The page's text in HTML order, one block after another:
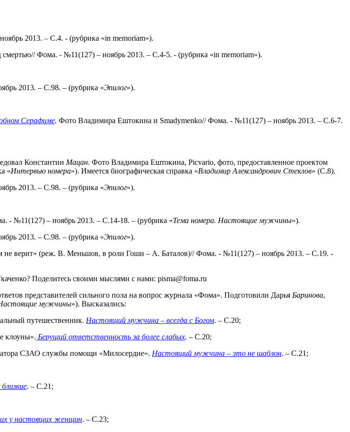
2013. – С.4. - (рубрика «in memoriam»).
смертью// Фома. - №11(127) – ноябрь 2013. – С.4-5. - (рубрика «in memoriam»).
2013. – С.98. – (рубрика «Эпилог»).
Серафиме. Фото Владимира Ештокина и Smadymenko// Фома. - №11(127) – ноябрь 2013. – С.6-7.
Константин Мацан. Фото Владимира Ештокина, Picvario, фото, предоставленное проектом
«Интервью номера»). Имеется биографическая справка «Владимир Александрович Стеклов» (С.8).
2013. – С.98. – (рубрика «Эпилог»).
- №11(127) – ноябрь 2013. – С.14-18. – (рубрика «Тема номера. Настоящие мужчины»).
2013. – С.98. – (рубрика «Эпилог»).
не верит» (реж. В. Меньшов, в роли Гоши – А. Баталов)// Фома. - №11(127) – ноябрь 2013. – С.19. -
Поделитесь своими мыслями с нами: pisma@foma.ru
представителей сильного пола на вопрос журнала «Фома». Подготовили Дарья Баринова,
мужчины»). Высказались:
путешественник. Настоящий мужчина – всегда с Богом. – С.20;
клоуны». Берущий ответственность за более слабых. – С.20;
СЗАО службы помощи «Милосердие». Настоящий мужчина – это не шаблон. – С.21;
. – С.21;
у настоящих женщин. – С.23;